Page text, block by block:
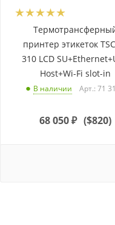
принтер этикеток
310 LCD
Host+Wi-Fi slot-in
В наличии Арт.: 71
68 050₽ ($820)